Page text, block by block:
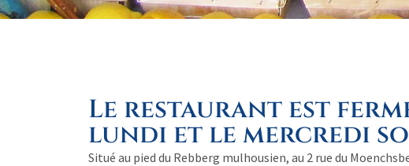
Le restaurant est
lundi et le mercredi
Situé au pied du Rebberg mulhousien, au 2 rue du